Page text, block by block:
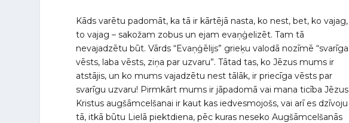
Kāds varētu padomāt, ka tā ir kārtējā nasta, ko nest, bet, ko vajag,
to vajag – sakožam zobus un ejam evaņģelizēt. Tam tā
nevajadzētu būt. Vārds “Evaņģēlijs” grieķu valodā nozīmē “svarīga
vēsts, laba vēsts, ziņa par uzvaru”. Tātad tas, ko Jēzus mums ir
atstājis, un ko mums vajadzētu nest tālāk, ir priecīga vēsts par
svarīgu uzvaru! Pirmkārt mums ir jāpadomā vai mana ticība Jēzus
Kristus augšāmcelšanai ir kaut kas iedvesmojošs, vai arī es dzīvoju
tā, itkā būtu Lielā piektdiena, pēc kuras neseko Augšāmcelšanās